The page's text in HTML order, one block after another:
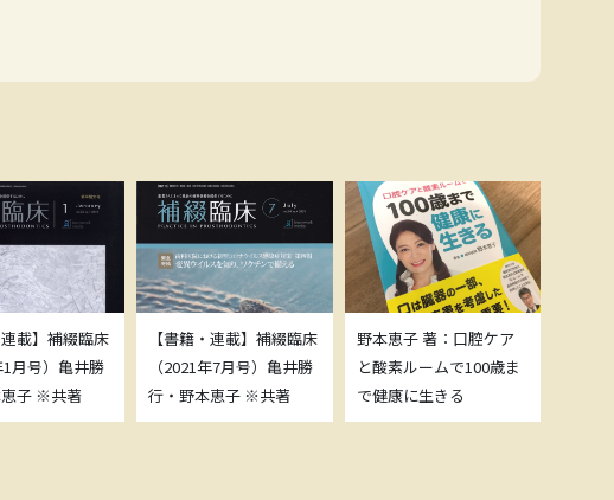
連載】補綴臨床
1月号）亀井勝
子 ※共著
【書籍・連載】補綴臨床
（2021年7月号）亀井勝
行・野本恵子 ※共著
野本恵子 著：口腔ケア
と酸素ルームで100歳ま
で健康に生きる